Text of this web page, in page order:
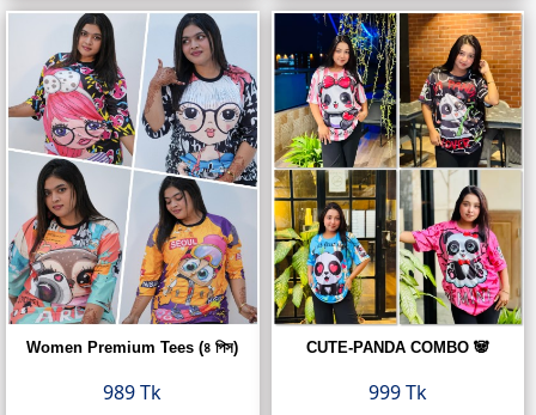
Women Premium Tees (৪ পিস)
989 Tk
CUTE-PANDA COMBO 🐼
999 Tk